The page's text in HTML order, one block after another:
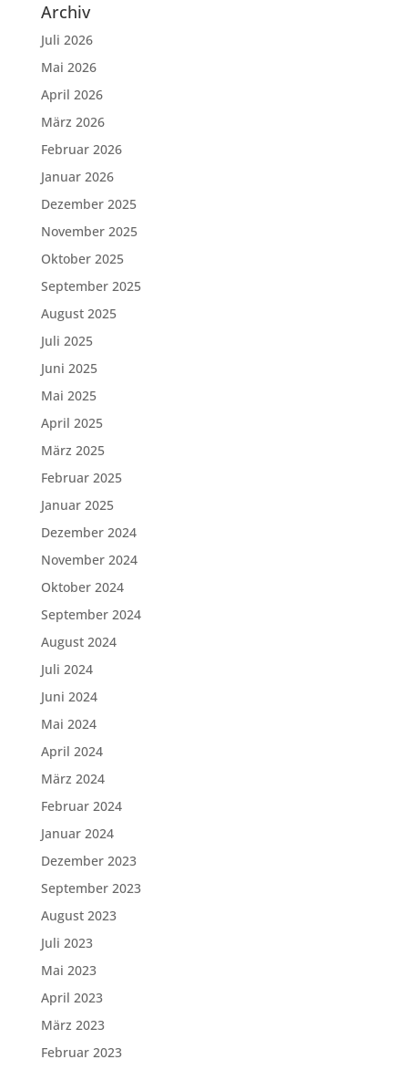
Archiv
Juli 2026
Mai 2026
April 2026
März 2026
Februar 2026
Januar 2026
Dezember 2025
November 2025
Oktober 2025
September 2025
August 2025
Juli 2025
Juni 2025
Mai 2025
April 2025
März 2025
Februar 2025
Januar 2025
Dezember 2024
November 2024
Oktober 2024
September 2024
August 2024
Juli 2024
Juni 2024
Mai 2024
April 2024
März 2024
Februar 2024
Januar 2024
Dezember 2023
September 2023
August 2023
Juli 2023
Mai 2023
April 2023
März 2023
Februar 2023